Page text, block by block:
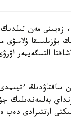
زەيىنى مەن تىلدىك
بۇزىلىسقا
التسگەيمەر
ساقتاۋدىڭ
بەلسەندىلىك
ارتتىرادى دەپ